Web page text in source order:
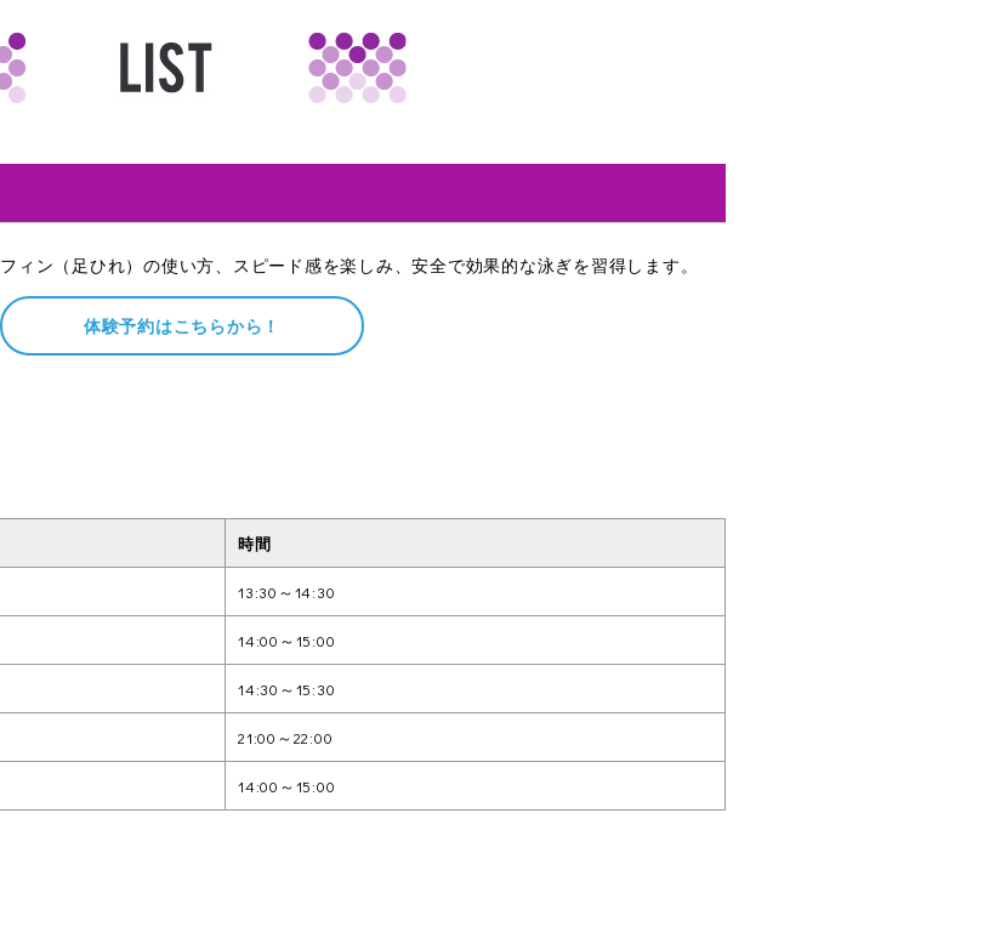
フィン（足ひれ）の使い方、スピード感を楽しみ、安全で効果的な泳ぎを習得します。
体験予約はこちらから！
時間
13:30～14:30
14:00～15:00
14:30～15:30
21:00～22:00
14:00～15:00